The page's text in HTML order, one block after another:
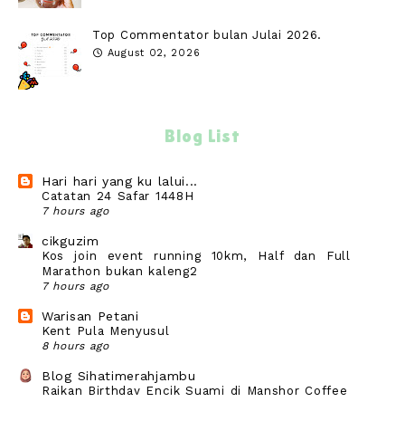
Top Commentator bulan Julai 2026.
August 02, 2026
Blog List
Hari hari yang ku lalui...
Catatan 24 Safar 1448H
7 hours ago
cikguzim
Kos join event running 10km, Half dan Full
Marathon bukan kaleng2
7 hours ago
Warisan Petani
Kent Pula Menyusul
8 hours ago
Blog Sihatimerahjambu
Raikan Birthday Encik Suami di Manshor Coffee